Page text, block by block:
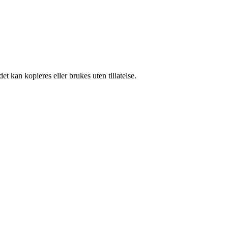
kan kopieres eller brukes uten tillatelse.